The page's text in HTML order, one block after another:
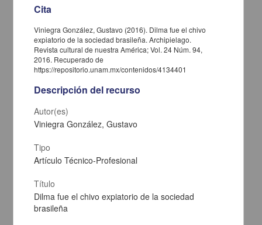
Carta de José María Maytorena a Francisco I. Madero en la que
informa se irá a la costa por prescripción médica
[sin fecha]
Cita
Viniegra González, Gustavo (2016). Dilma fue el chivo
expiatorio de la sociedad brasileña. Archipielago.
Revista cultural de nuestra América; Vol. 24 Núm. 94,
2016. Recuperado de
https://repositorio.unam.mx/contenidos/4134401
Descripción del recurso
Autor(es)
Viniegra González, Gustavo
Tipo
Artículo Técnico-Profesional
Título
Dilma fue el chivo expiatorio de la sociedad
brasileña